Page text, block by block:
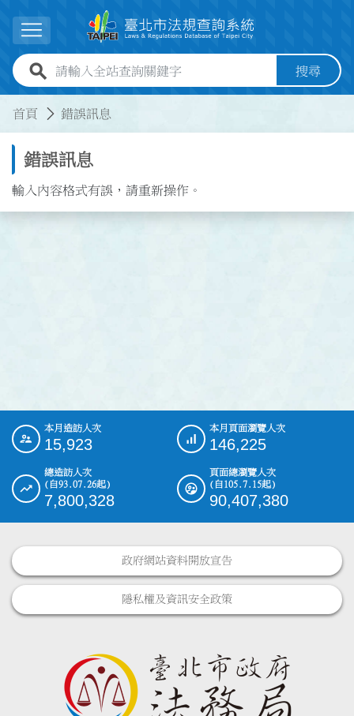
展開選單
全站查詢關鍵字欄位 搜尋
首頁 錯誤訊息
錯誤訊息
輸入內容格式有誤，請重新操作。
::: 本月造訪人次
15,923
本月頁面瀏覽人次
146,225
總造訪人次
(自93.07.26起)
7,800,328
頁面總瀏覽人次
(自105.7.15起)
90,407,380
政府網站資料開放宣告
隱私權及資訊安全政策